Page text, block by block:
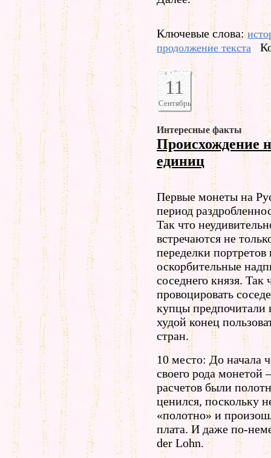
Ключевые слова:
продолжение текста
11
Сентябрь
Интересные факты
Происхождение
единиц
Первые монеты на
период
Так что
встречаются не
переделки портретов
оскорбительные
соседнего князя.
провоцировать
купцы предпочитали
худой конец
стран.
10 место: До начала
своего рода монетой
расчетов были
ценился, поскольку
«полотно» и
плата. И даже по-
der Lohn.